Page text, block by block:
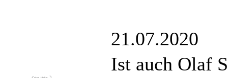
21.07.2020
Ist auch Olaf